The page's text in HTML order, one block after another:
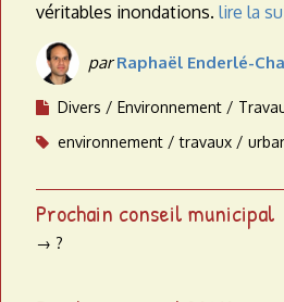
véritables inondations. lire la
parRaphaël Enderlé-
Divers Environnement
environnement
travaux
Prochain conseil municipal
→ ?